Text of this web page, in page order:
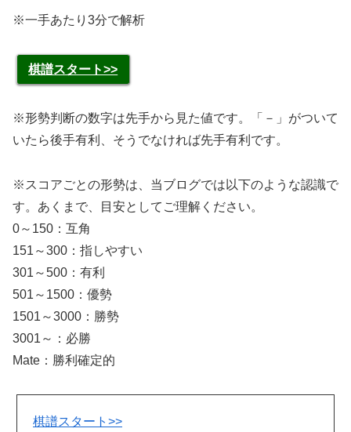
※一手あたり3分で解析
棋譜スタート>>
※形勢判断の数字は先手から見た値です。「－」がついて
いたら後手有利、そうでなければ先手有利です。
※スコアごとの形勢は、当ブログでは以下のような認識で
す。あくまで、目安としてご理解ください。
0～150：互角
151～300：指しやすい
301～500：有利
501～1500：優勢
1501～3000：勝勢
3001～：必勝
Mate：勝利確定的
棋譜スタート>>